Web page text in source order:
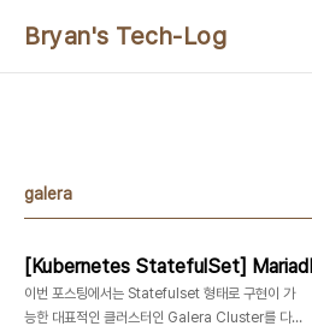
Bryan's Tech-Log
galera
이번 포스팅에서는 Statefulset 형태로 구현이 가
능한 대표적인 클러스터인 Galera Cluster를 다루